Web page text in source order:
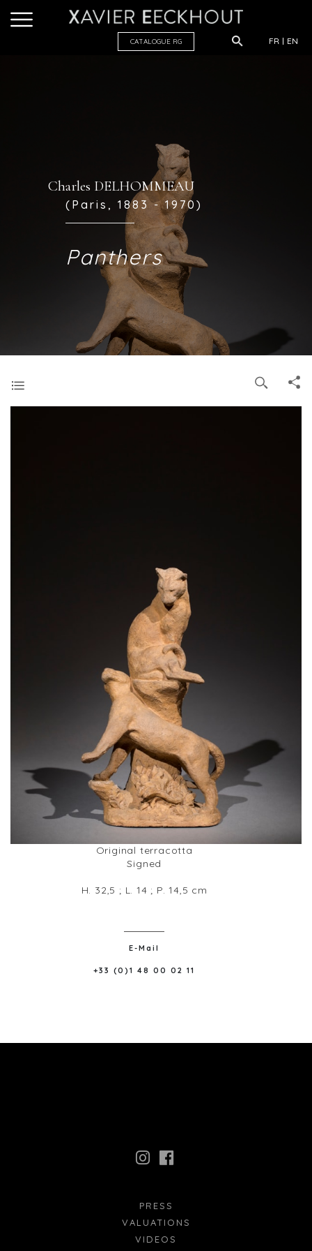
FR EN
CATALOGUE RG
Charles DELHOMMEAU
(Paris, 1883 - 1970)
Panthers
Original terracotta
Signed
H. 32,5 ; L. 14 ; P. 14,5 cm
E-Mail
+33 (0)1 48 00 02 11
VIDEOS
VALUATIONS
PRESS